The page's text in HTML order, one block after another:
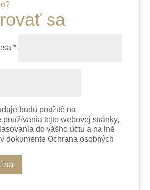
sa
*
budú použité na
používania tejto webovej stránky,
do vášho účtu a na iné
dokumente Ochrana osobných
sa